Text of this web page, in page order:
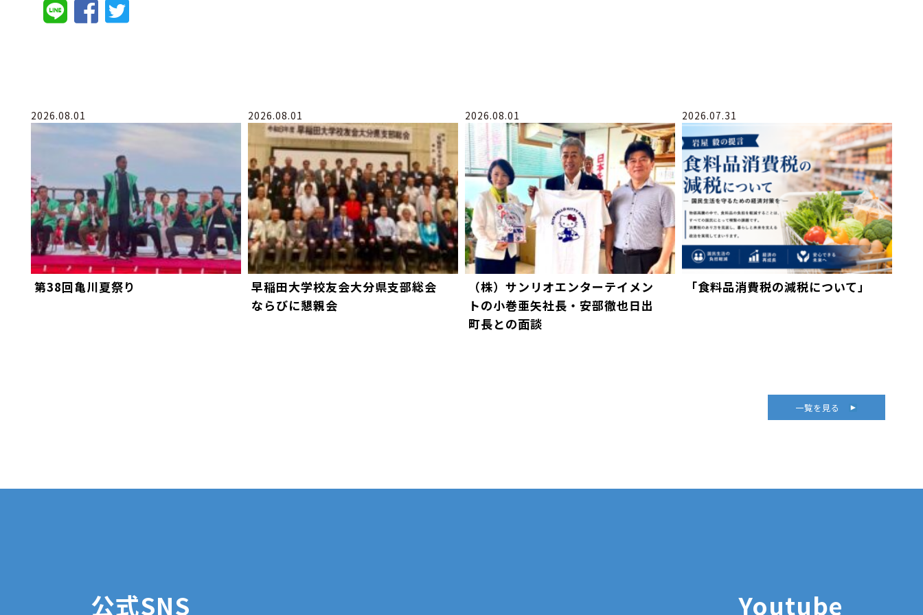
2026.08.01
第38回亀川夏祭り
2026.08.01
早稲田大学校友会大分県支部総会
ならびに懇親会
2026.08.01
（株）サンリオエンターテイメン
トの小巻亜矢社長・安部徹也日出
町長との面談
2026.07.31
「食料品消費税の減税について」
一覧を見る
公式SNS Youtube